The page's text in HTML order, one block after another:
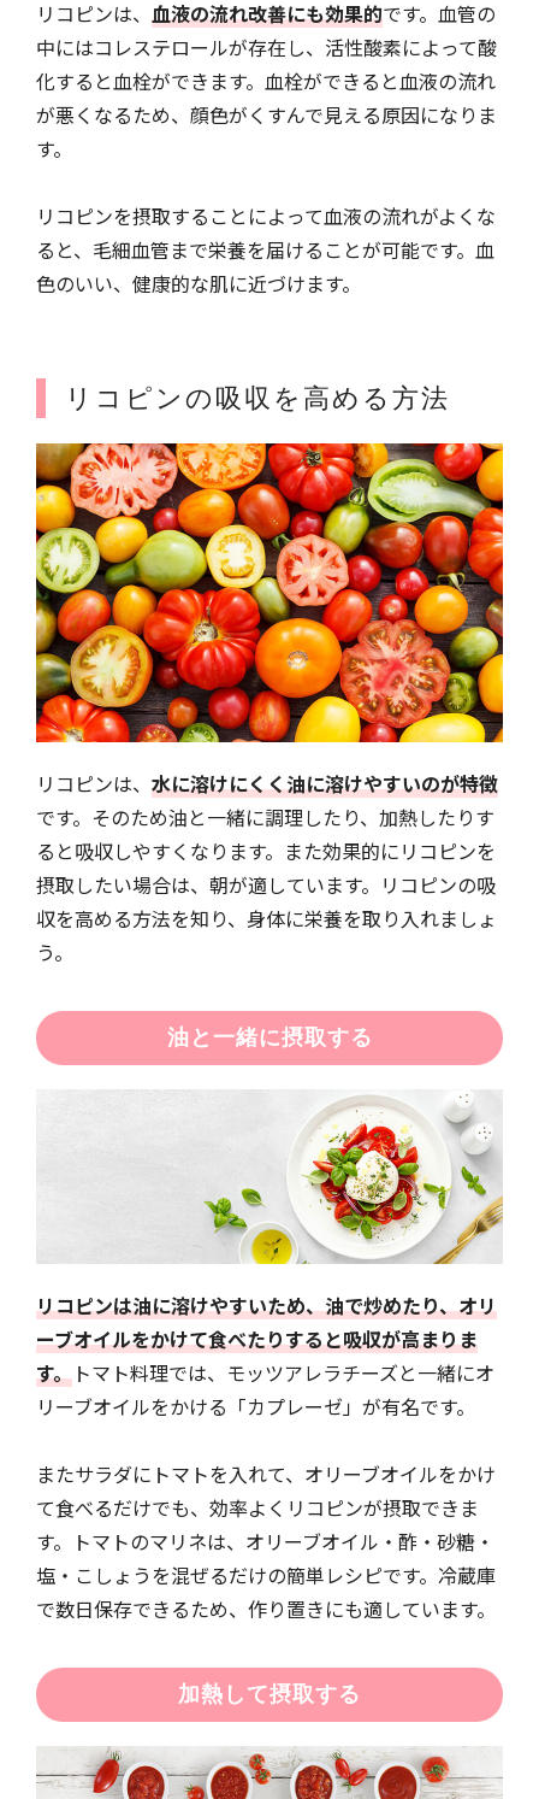
リコピンは、 血液の流れ改善にも効果的です。血管の
中にはコレステロールが存在し、活性酸素によって酸
化すると血栓ができます。血栓ができると血液の流れ
が悪くなるため、顔色がくすんで見える原因になりま
す。
リコピンを摂取することによって血液の流れがよくな
ると、毛細血管まで栄養を届けることが可能です。血
色のいい、健康的な肌に近づけます。
リコピンの吸収を高める方法
リコピンは、 水に溶けにくく油に溶けやすいのが特徴
です。そのため油と一緒に調理したり、加熱したりす
ると吸収しやすくなります。また効果的にリコピンを
摂取したい場合は、朝が適しています。リコピンの吸
収を高める方法を知り、身体に栄養を取り入れましょ
う。
油と一緒に摂取する
リコピンは油に溶けやすいため、油で炒めたり、オリ
ーブオイルをかけて食べたりすると吸収が高まりま
す。 トマト料理では、モッツアレラチーズと一緒にオ
リーブオイルをかける「カプレーゼ」が有名です。
またサラダにトマトを入れて、オリーブオイルをかけ
て食べるだけでも、効率よくリコピンが摂取できま
す。トマトのマリネは、オリーブオイル・酢・砂糖・
塩・こしょうを混ぜるだけの簡単レシピです。冷蔵庫
で数日保存できるため、作り置きにも適しています。
加熱して摂取する